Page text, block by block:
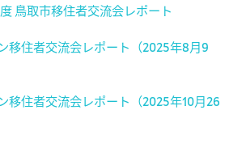
鳥取市移住者交流会レポート
移住者交流会レポート（2025年8月9
移住者交流会レポート（2025年10月26